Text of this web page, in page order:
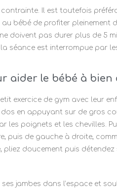
Il est toutefois
au bébé de profiter pleinement
doivent pas durer plus de 5
séance est interrompue par
aider le bébé à bien
exercice de gym avec leur
en appuyant sur de gros
les poignets et les chevilles.
puis de gauche à droite,
pliez doucement puis
jambes dans l’espace et